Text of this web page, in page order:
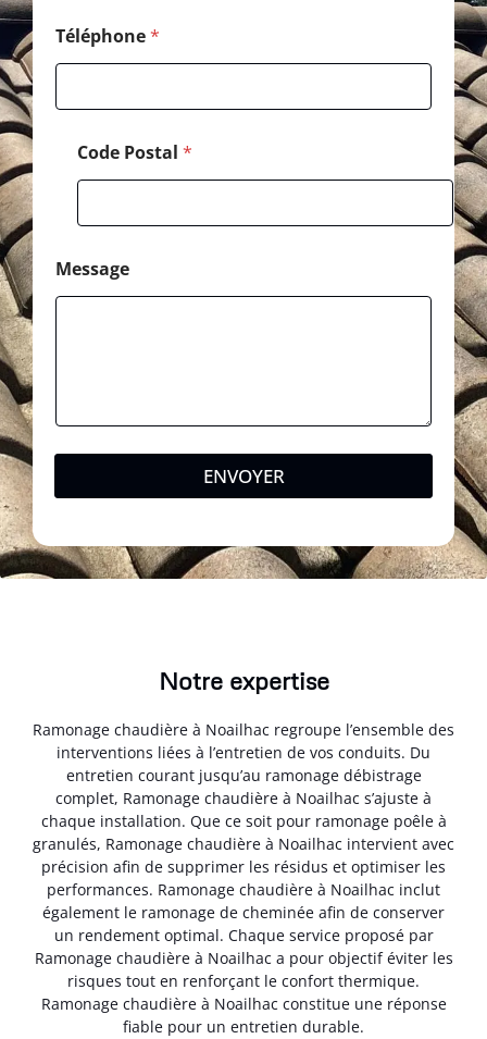
d
e
P
o
s
t
a
l
Téléphone*
Code Postal *
Message
ENVOYER
Notre expertise
Ramonage chaudière à Noailhac regroupe l’ensemble des
interventions liées à l’entretien de vos conduits. Du
entretien courant jusqu’au ramonage débistrage
complet, Ramonage chaudière à Noailhac s’ajuste à
chaque installation. Que ce soit pour ramonage poêle à
granulés, Ramonage chaudière à Noailhac intervient avec
précision afin de supprimer les résidus et optimiser les
performances. Ramonage chaudière à Noailhac inclut
également le ramonage de cheminée afin de conserver
un rendement optimal. Chaque service proposé par
Ramonage chaudière à Noailhac a pour objectif éviter les
risques tout en renforçant le confort thermique.
Ramonage chaudière à Noailhac constitue une réponse
fiable pour un entretien durable.